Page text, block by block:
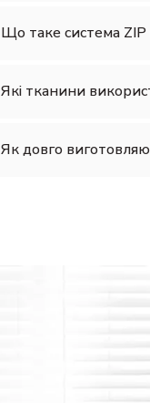
Що таке система
Які тканини
Як довго